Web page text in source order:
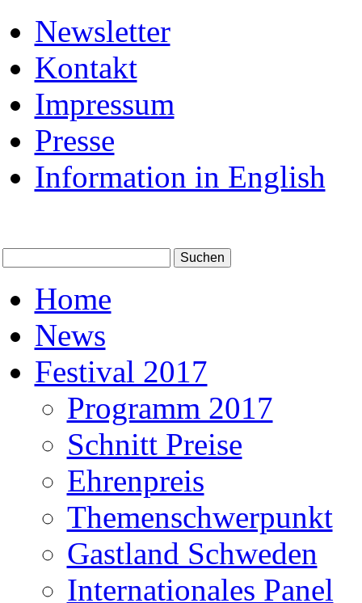
Newsletter
Kontakt
Impressum
Presse
Information in English
Home
News
Festival 2017
Programm 2017
Schnitt Preise
Ehrenpreis
Themenschwerpunkt
Gastland Schweden
Internationales Panel